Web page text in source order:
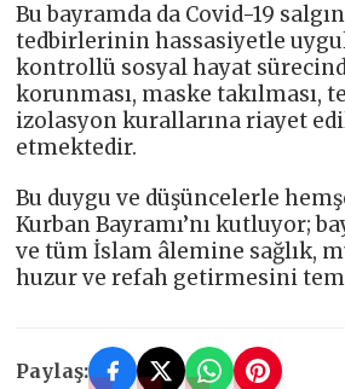
Bu bayramda da Covid-19
tedbirlerinin hassasiyetle
kontrollü sosyal hayat
korunması, maske takılması,
izolasyon kurallarına riayet
etmektedir.
Bu duygu ve düşüncelerle
Kurban Bayramı’nı kutluyor;
ve tüm İslam âlemine sağlık,
huzur ve refah getirmesini
Paylaş: